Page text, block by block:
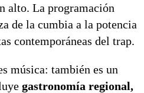
alto. La programación
de la cumbia a la potencia
contemporáneas del trap.
música: también es un
gastronomía regional,